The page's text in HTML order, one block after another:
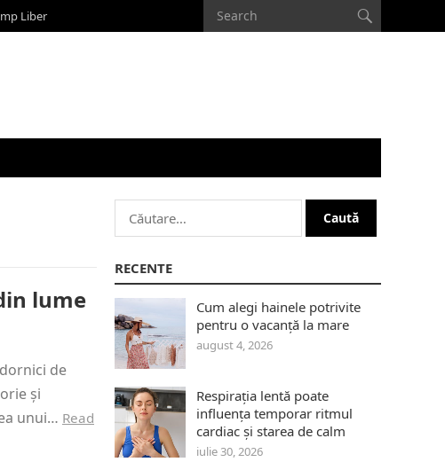
Liber
lume
de
și
unui… Read
Caută
după:
RECENTE
Cum alegi hainele potrivite
pentru o vacanță la mare
august 4, 2026
Respirația lentă poate
influența temporar ritmul
cardiac și starea de calm
iulie 30, 2026